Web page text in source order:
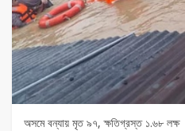
অসমে বন্যায় মৃত ৯৭, ক্ষতিগ্রস্ত ১.৬৮ লক্ষ